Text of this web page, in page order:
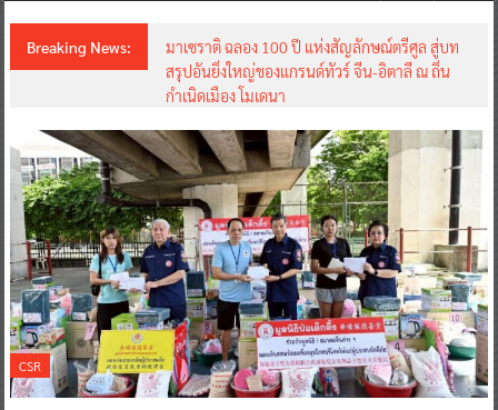
Breaking News:
มาเซราติ ฉลอง 100 ปี แห่งสัญลักษณ์ตรีศูล สู่บท
สรุปอันยิ่งใหญ่ของแกรนด์ทัวร์ จีน-อิตาลี ณ ถิ่น
กำเนิดเมือง โมเดนา
CSR